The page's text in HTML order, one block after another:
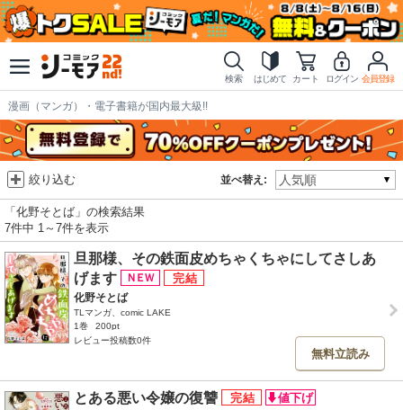
検索 はじめて カート ログイン 会員登録
漫画（マンガ）・電子書籍が国内最大級!!
並べ替え:
絞り込む
「化野そとば」の検索結果
7件中 1～7件を表示
旦那様、その鉄面皮めちゃくちゃにしてさしあ
げます
化野そとば
TLマンガ、comic LAKE
1巻
200pt
レビュー投稿数0件
無料立読み
とある悪い令嬢の復讐